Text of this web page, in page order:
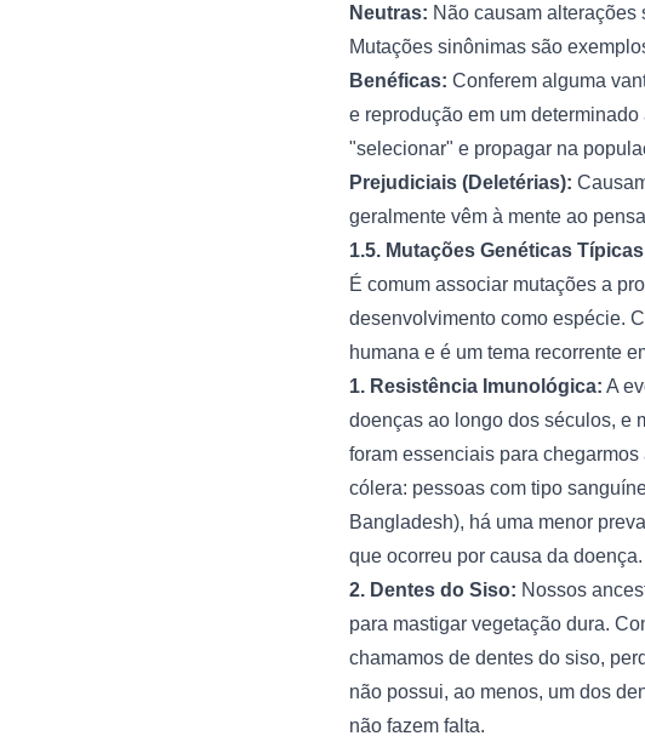
Neutras: Não causam
Mutações sinônimas são
Benéficas: Conferem alguma
e reprodução em um
"selecionar" e propagar na
Prejudiciais (Deletérias):
geralmente vêm à mente ao
1.5. Mutações Genéticas
É comum associar mutações a
desenvolvimento como espécie.
humana e é um tema recorrente
1. Resistência Imunológica: A
doenças ao longo dos séculos, e
foram essenciais para
cólera: pessoas com tipo
Bangladesh), há uma menor
que ocorreu por causa da doença.
2. Dentes do Siso: Nossos
para mastigar vegetação dura.
chamamos de dentes do siso,
não possui, ao menos, um dos
não fazem falta.